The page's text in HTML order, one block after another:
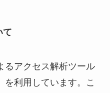
て
るアクセス解析ツール
を利用しています。こ